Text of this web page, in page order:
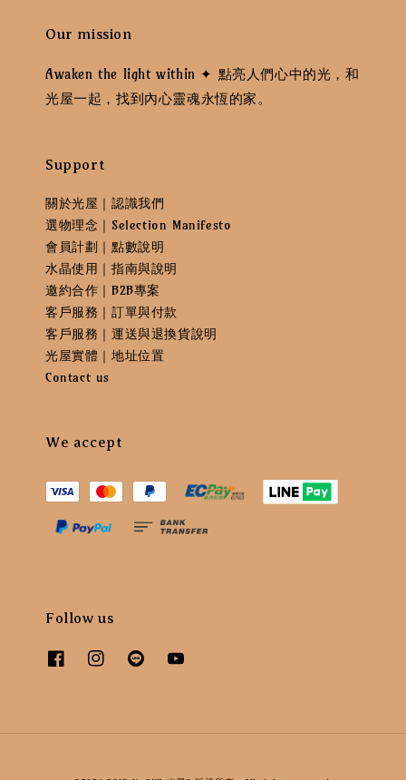
Our mission
Awaken the light within ✦ 點亮人們心中的光，和
光屋一起，找到內心靈魂永恆的家。
Support
關於光屋｜認識我們
選物理念｜Selection Manifesto
會員計劃｜點數說明
水晶使用｜指南與說明
邀約合作｜B2B專案
客戶服務｜訂單與付款
客戶服務｜運送與退換貨說明
光屋實體｜地址位置
Contact us
We accept
Follow us